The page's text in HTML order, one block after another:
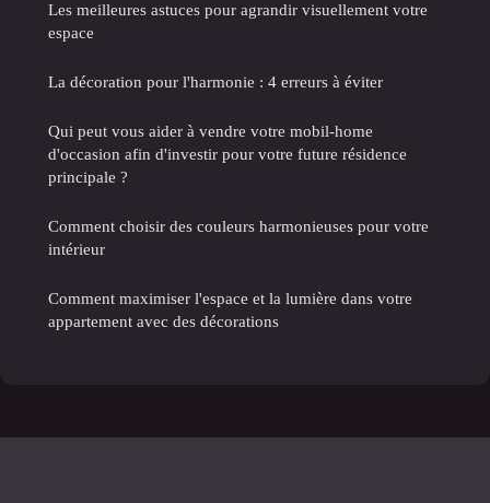
Les meilleures astuces pour agrandir visuellement votre
espace
La décoration pour l'harmonie : 4 erreurs à éviter
Qui peut vous aider à vendre votre mobil-home
d'occasion afin d'investir pour votre future résidence
principale ?
Comment choisir des couleurs harmonieuses pour votre
intérieur
Comment maximiser l'espace et la lumière dans votre
appartement avec des décorations